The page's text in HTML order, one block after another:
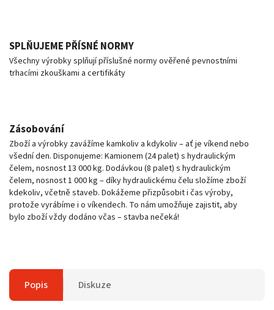
SPLŇUJEME PŘÍSNÉ NORMY
Všechny výrobky splňují příslušné normy ověřené pevnostními
trhacími zkouškami a certifikáty
Zásobování
Zboží a výrobky zavážíme kamkoliv a kdykoliv – ať je víkend nebo
všední den. Disponujeme: Kamionem (24 palet) s hydraulickým
čelem, nosnost 13 000 kg. Dodávkou (8 palet) s hydraulickým
čelem, nosnost 1 000 kg – díky hydraulickému čelu složíme zboží
kdekoliv, včetně staveb. Dokážeme přizpůsobit i čas výroby,
protože vyrábíme i o víkendech. To nám umožňuje zajistit, aby
bylo zboží vždy dodáno včas – stavba nečeká!
Popis Diskuze